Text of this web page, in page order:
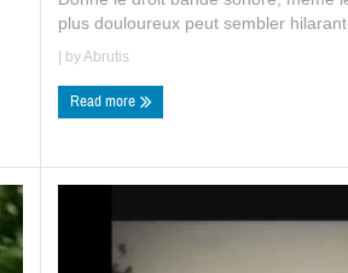
plus douloureux peut sembler
| byAbrutis
Read more